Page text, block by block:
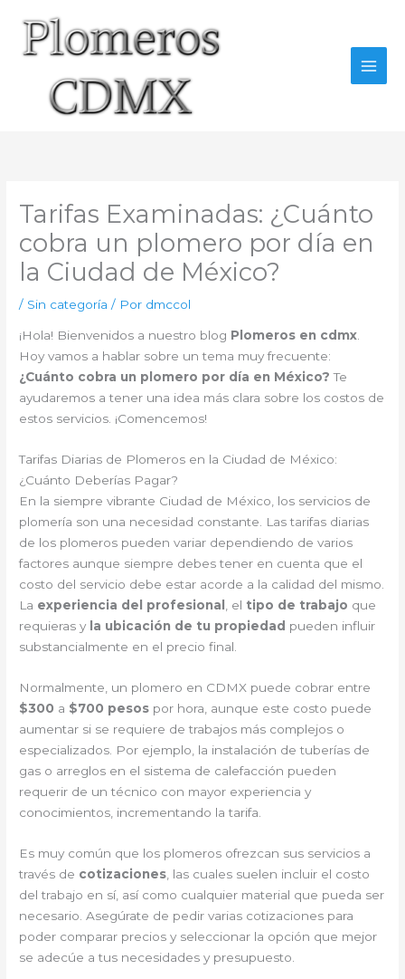
contenido
Tarifas Examinadas: ¿Cuánto
cobra un plomero por día en
la Ciudad de México?
/ Sin categoría / Por dmccol
¡Hola! Bienvenidos a nuestro blog Plomeros en cdmx.
Hoy vamos a hablar sobre un tema muy frecuente:
¿Cuánto cobra un plomero por día en México? Te
ayudaremos a tener una idea más clara sobre los costos de
estos servicios. ¡Comencemos!
Tarifas Diarias de Plomeros en la Ciudad de México:
¿Cuánto Deberías Pagar?
En la siempre vibrante Ciudad de México, los servicios de
plomería son una necesidad constante. Las tarifas diarias
de los plomeros pueden variar dependiendo de varios
factores aunque siempre debes tener en cuenta que el
costo del servicio debe estar acorde a la calidad del mismo.
La experiencia del profesional , el tipo de trabajo que
requieras y la ubicación de tu propiedad pueden influir
substancialmente en el precio final.
Normalmente, un plomero en CDMX puede cobrar entre
$300 a $700 pesos por hora, aunque este costo puede
aumentar si se requiere de trabajos más complejos o
especializados. Por ejemplo, la instalación de tuberías de
gas o arreglos en el sistema de calefacción pueden
requerir de un técnico con mayor experiencia y
conocimientos, incrementando la tarifa.
Es muy común que los plomeros ofrezcan sus servicios a
través de cotizaciones , las cuales suelen incluir el costo
del trabajo en sí, así como cualquier material que pueda ser
necesario. Asegúrate de pedir varias cotizaciones para
poder comparar precios y seleccionar la opción que mejor
se adecúe a tus necesidades y presupuesto.